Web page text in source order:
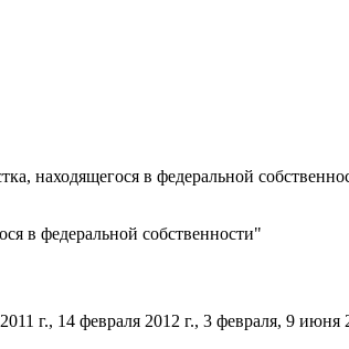
находящегося в федеральной
в федеральной собственности"
г., 14 февраля 2012 г., 3 февраля, 9 июня